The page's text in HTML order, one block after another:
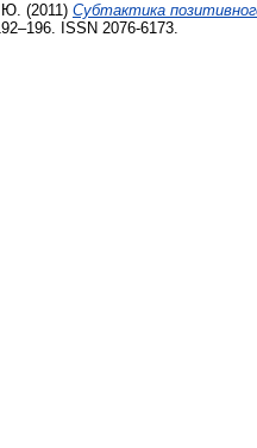
Ю. (2011) Субтактика
ISSN 2076-6173.